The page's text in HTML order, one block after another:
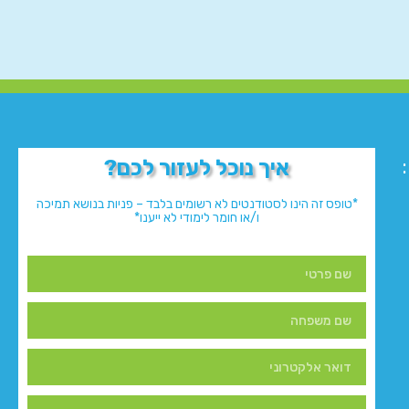
איך נוכל לעזור לכם?
*טופס זה הינו לסטודנטים לא רשומים בלבד – פניות בנושא תמיכה
ו/או חומר לימודי לא ייענו*